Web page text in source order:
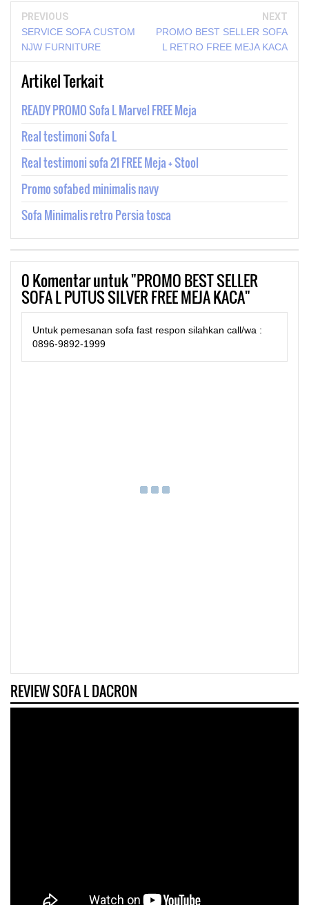
PREVIOUS
SERVICE SOFA CUSTOM
NJW FURNITURE
NEXT
PROMO BEST SELLER SOFA
L RETRO FREE MEJA KACA
Artikel Terkait
READY PROMO Sofa L Marvel FREE Meja
Real testimoni Sofa L
Real testimoni sofa 21 FREE Meja + Stool
Promo sofabed minimalis navy
Sofa Minimalis retro Persia tosca
0Komentar untuk "PROMO BEST SELLER
SOFA L PUTUS SILVER FREE MEJA KACA"
Untuk pemesanan sofa fast respon silahkan call/wa :
0896-9892-1999
REVIEW SOFA L DACRON